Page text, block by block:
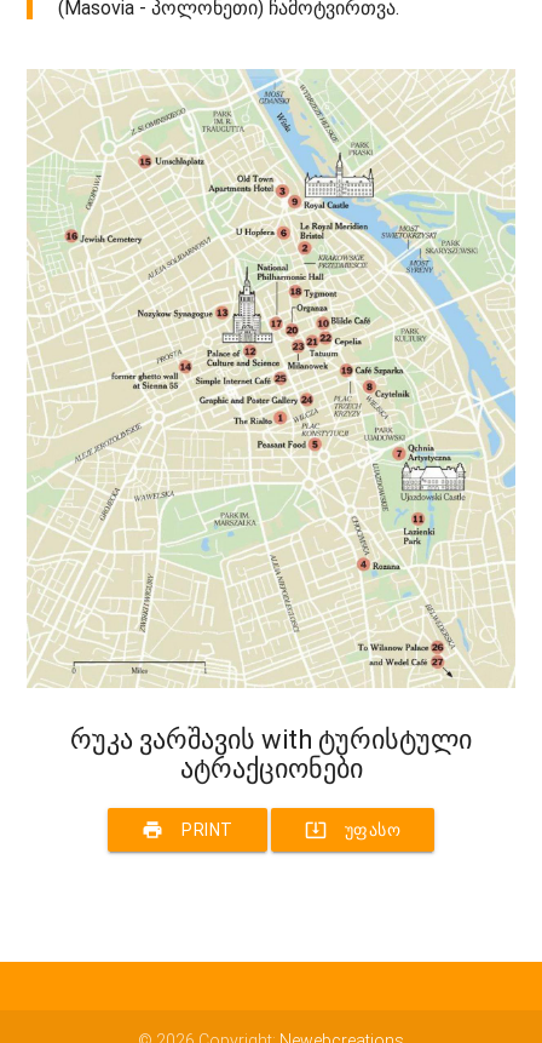
(Masovia - პოლონეთი) ჩამოტვირთვა.
რუკა ვარშავის with ტურისტული
ატრაქციონები
print PRINT system_update_alt ᲣᲤᲐᲡᲝ